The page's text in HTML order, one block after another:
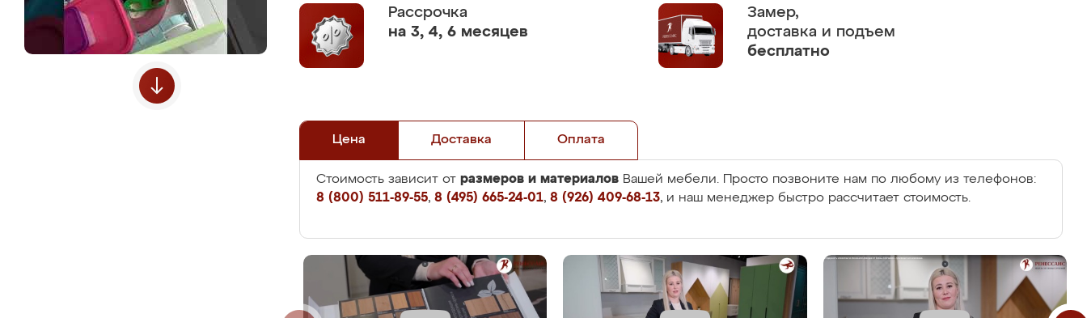
Рассрочка
на 3, 4, 6 месяцев
Замер,
доставка и подъем
бесплатно
Цена Доставка Оплата
Стоимость зависит от размеров и материалов Вашей мебели. Просто позвоните нам по любому из телефонов:
8 (800) 511-89-55, 8 (495) 665-24-01, 8 (926) 409-68-13, и наш менеджер быстро рассчитает стоимость.